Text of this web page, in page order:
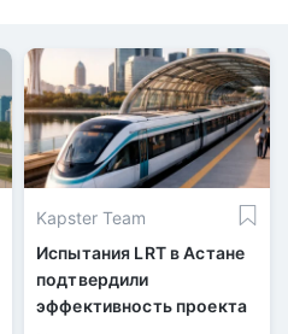
Kapster Team
Испытания LRT в Астане
подтвердили
эффективность проекта